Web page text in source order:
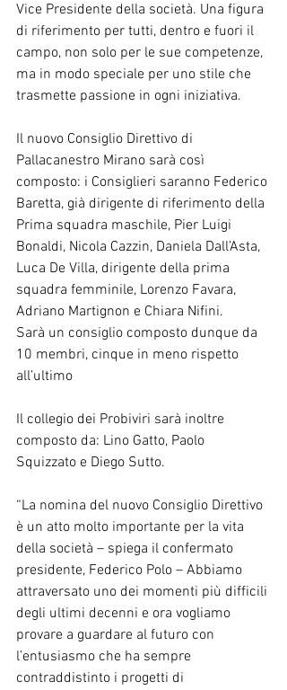
Vice Presidente della società. Una figura
di riferimento per tutti, dentro e fuori il
campo, non solo per le sue competenze,
ma in modo speciale per uno stile che
trasmette passione in ogni iniziativa.
Il nuovo Consiglio Direttivo di
Pallacanestro Mirano sarà così
composto: i Consiglieri saranno Federico
Baretta, già dirigente di riferimento della
Prima squadra maschile, Pier Luigi
Bonaldi, Nicola Cazzin, Daniela Dall’Asta,
Luca De Villa, dirigente della prima
squadra femminile, Lorenzo Favara,
Adriano Martignon e Chiara Nifini.
Sarà un consiglio composto dunque da
10 membri, cinque in meno rispetto
all’ultimo
Il collegio dei Probiviri sarà inoltre
composto da: Lino Gatto, Paolo
Squizzato e Diego Sutto.
“La nomina del nuovo Consiglio Direttivo
è un atto molto importante per la vita
della società – spiega il confermato
presidente, Federico Polo – Abbiamo
attraversato uno dei momenti più difficili
degli ultimi decenni e ora vogliamo
provare a guardare al futuro con
l’entusiasmo che ha sempre
contraddistinto i progetti di